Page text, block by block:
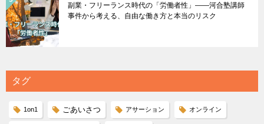
副業・フリーランス時代の「労働者性」――河合塾講師
事件から考える、自由な働き方と本当のリスク
タグ
1on1 ごあいさつ アサーション オンライン